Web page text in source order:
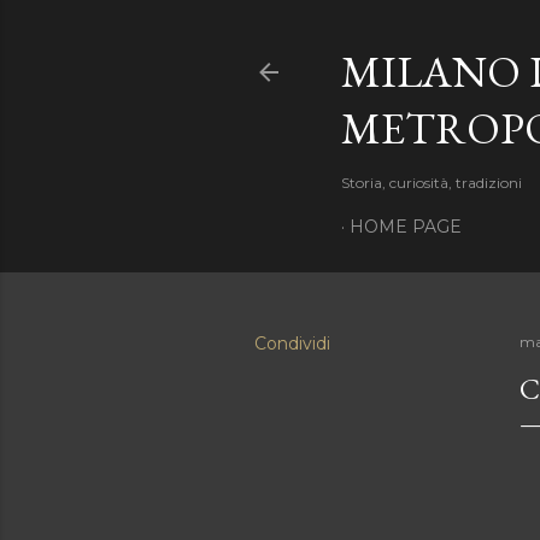
MILANO
Storia, curiosità, tradizioni
HOME PAGE
Condividi